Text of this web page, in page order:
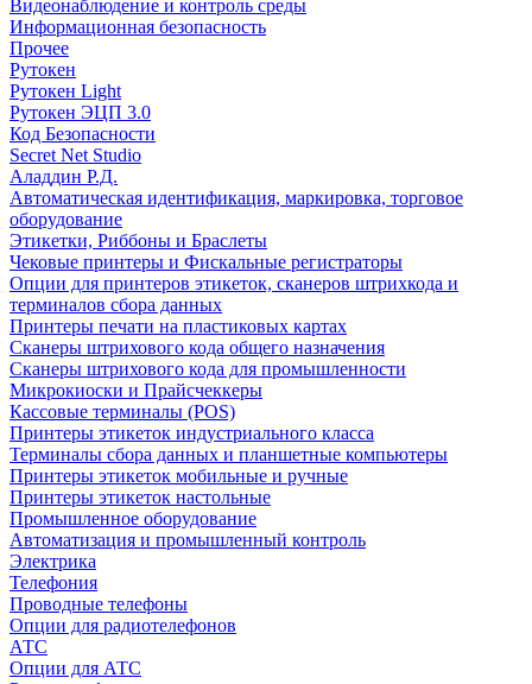
Видеонаблюдение и контроль среды
Информационная безопасность
Прочее
Рутокен
Рутокен Light
Рутокен ЭЦП 3.0
Код Безопасности
Secret Net Studio
Аладдин Р.Д.
Автоматическая идентификация, маркировка, торговое
оборудование
Этикетки, Риббоны и Браслеты
Чековые принтеры и Фискальные регистраторы
Опции для принтеров этикеток, сканеров штрихкода и
терминалов сбора данных
Принтеры печати на пластиковых картах
Сканеры штрихового кода общего назначения
Сканеры штрихового кода для промышленности
Микрокиоски и Прайсчеккеры
Кассовые терминалы (POS)
Принтеры этикеток индустриального класса
Терминалы сбора данных и планшетные компьютеры
Принтеры этикеток мобильные и ручные
Принтеры этикеток настольные
Промышленное оборудование
Автоматизация и промышленный контроль
Электрика
Телефония
Проводные телефоны
Опции для радиотелефонов
АТС
Опции для АТС